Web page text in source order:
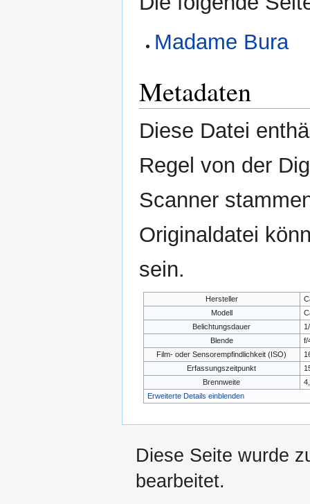
Madame Bura
Metadaten
Diese Datei
Regel von der
Scanner
Originaldatei
sein.
Hersteller
Modell
Belichtungsdauer
Blende
f/
Film- oder Sensorempfindlichkeit (ISO)
Erfassungszeitpunkt
Brennweite
Erweiterte Details einblenden
Diese Seite wurde
bearbeitet.